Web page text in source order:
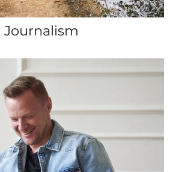
Journalism